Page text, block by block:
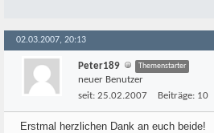
02.03.2007, 20:13
Peter189 Themenstarter
neuer Benutzer
seit: 25.02.2007 Beiträge: 10
Erstmal herzlichen Dank an euch beide!